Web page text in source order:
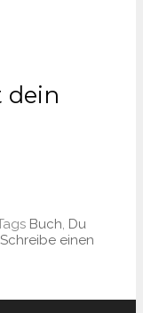
dein
Buch, Du
Schreibe einen